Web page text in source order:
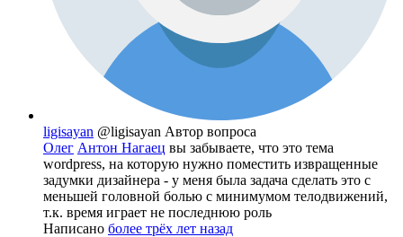
ligisayan @ligisayan Автор вопроса
Олег Антон Нагаец вы забываете, что это тема
wordpress, на которую нужно поместить извращенные
задумки дизайнера - у меня была задача сделать это с
меньшей головной болью с минимумом телодвижений,
т.к. время играет не последнюю роль
Написано более трёх лет назад